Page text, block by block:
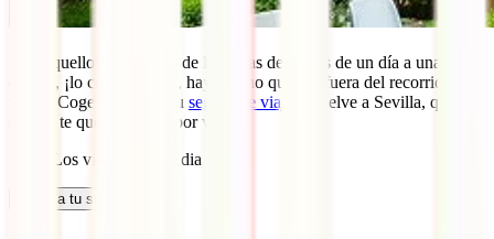
Para aquellos incrédulos de las guías de visitas de un día a una
ciudad, ¡lo confirmamos, hay mucho que ver fuera del recorrido
típico! Coge tu maleta, tu seguro de viaje
y vuelve a Sevilla, que
seguro te queda mucho por ver.
Blog: Los viajes de Claudia
Calcula tu seguro